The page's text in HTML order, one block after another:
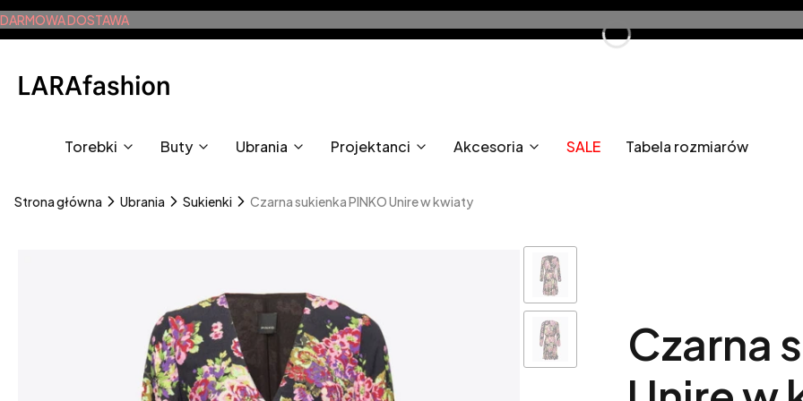
DARMOWA DOSTAWA
Torebki Buty Ubrania Projektanci Akcesoria SALE Tabela rozmiarów
Strona główna Ubrania Sukienki Czarna sukienka PINKO Unire w kwiaty
Czarna